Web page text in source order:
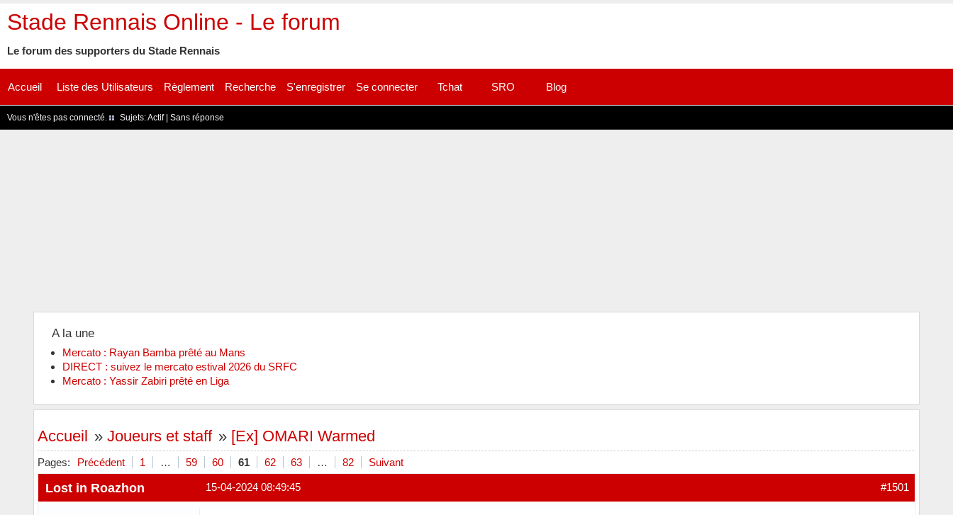
Stade Rennais Online - Le forum
Le forum des supporters du Stade Rennais
Accueil Liste des Utilisateurs Règlement Recherche S'enregistrer Se connecter Tchat SRO Blog
Vous n'êtes pas connecté. Sujets:Actif| Sans réponse
A la une
Mercato : Rayan Bamba prêté au Mans
DIRECT : suivez le mercato estival 2026 du SRFC
Mercato : Yassir Zabiri prêté en Liga
Accueil » Joueurs et staff » [Ex] OMARI Warmed
Pages: Précédent 1 … 59 60 61 62 63 … 82 Suivant
#1501
15-04-2024 08:49:45
Lost in Roazhon